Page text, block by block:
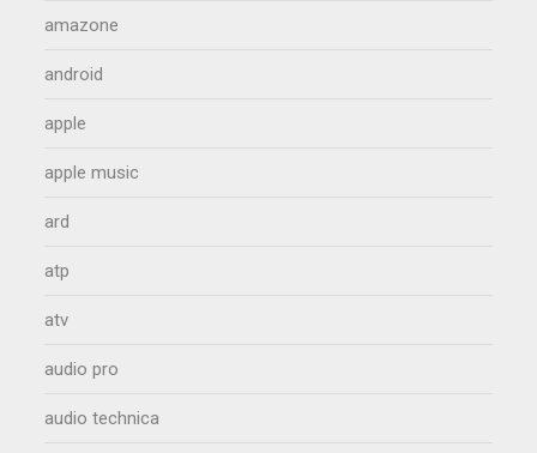
amazone
android
apple
apple music
ard
atp
atv
audio pro
audio technica